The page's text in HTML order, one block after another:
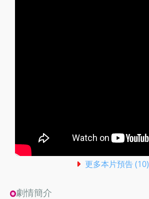
更多本片預告 (10)
劇情簡介